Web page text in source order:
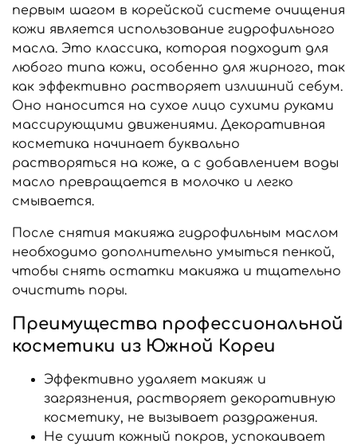
первым шагом в корейской системе очищения
кожи является использование гидрофильного
масла. Это классика, которая подходит для
любого типа кожи, особенно для жирного, так
как эффективно растворяет излишний себум.
Оно наносится на сухое лицо сухими руками
массирующими движениями. Декоративная
косметика начинает буквально
растворяться на коже, а с добавлением воды
масло превращается в молочко и легко
смывается.
После снятия макияжа гидрофильным маслом
необходимо дополнительно умыться пенкой,
чтобы снять остатки макияжа и тщательно
очистить поры.
Преимущества профессиональной
косметики из Южной Кореи
Эффективно удаляет макияж и
загрязнения, растворяет декоративную
косметику, не вызывает раздражения.
Не сушит кожный покров, успокаивает